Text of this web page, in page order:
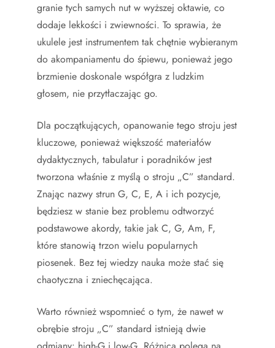
granie tych samych nut w wyższej oktawie, co
dodaje lekkości i zwiewności. To sprawia, że
ukulele jest instrumentem tak chętnie wybieranym
do akompaniamentu do śpiewu, ponieważ jego
brzmienie doskonale współgra z ludzkim
głosem, nie przytłaczając go.
Dla początkujących, opanowanie tego stroju jest
kluczowe, ponieważ większość materiałów
dydaktycznych, tabulatur i poradników jest
tworzona właśnie z myślą o stroju „C” standard.
Znając nazwy strun G, C, E, A i ich pozycje,
będziesz w stanie bez problemu odtworzyć
podstawowe akordy, takie jak C, G, Am, F,
które stanowią trzon wielu popularnych
piosenek. Bez tej wiedzy nauka może stać się
chaotyczna i zniechęcająca.
Warto również wspomnieć o tym, że nawet w
obrębie stroju „C” standard istnieją dwie